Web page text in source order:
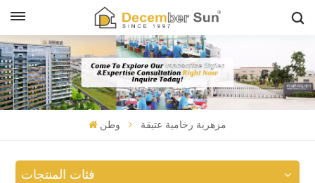
وطن مزهرية رخامية عتيقة
فئات المنتجات